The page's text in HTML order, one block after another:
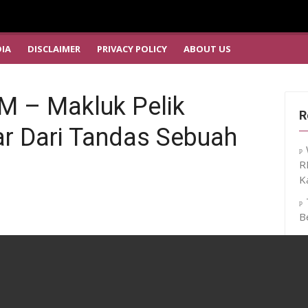
DISCLAIMER PRIVACY POLICY ABOUT US
– Makluk Pelik
Dari Tandas Sebuah